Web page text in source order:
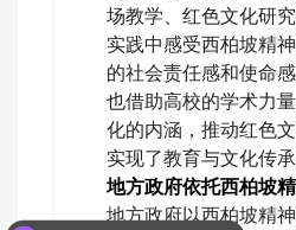
场教学、红色文化研
实践中感受西柏坡精
的社会责任感和使命
也借助高校的学术力
化的内涵，推动红色
实现了教育与文化传
地方政府依托西柏坡
地方政府以西柏坡精